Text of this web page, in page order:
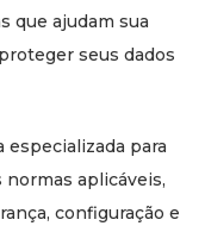
que ajudam sua
seus dados
para
aplicáveis,
configuração e